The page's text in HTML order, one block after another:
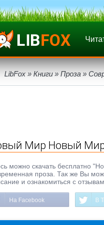
LibFox » Книги » Проза »
Мир Новый
можно скачать бесплатно
проза. Так же Вы
и ознакомиться с
На Facebook В